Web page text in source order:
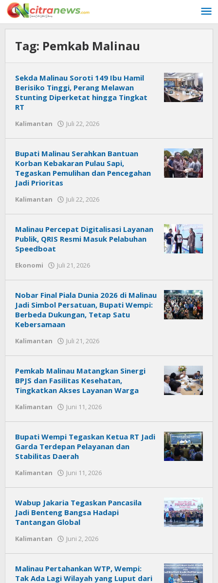
Lewati
ke
konten
Tag: Pemkab Malinau
Sekda Malinau Soroti 149 Ibu Hamil
Berisiko Tinggi, Perang Melawan
Stunting Diperketat hingga Tingkat
RT
Kalimantan Juli 22, 2026
Bupati Malinau Serahkan Bantuan
Korban Kebakaran Pulau Sapi,
Tegaskan Pemulihan dan Pencegahan
Jadi Prioritas
Kalimantan Juli 22, 2026
Malinau Percepat Digitalisasi Layanan
Publik, QRIS Resmi Masuk Pelabuhan
Speedboat
Ekonomi Juli 21, 2026
Nobar Final Piala Dunia 2026 di Malinau
Jadi Simbol Persatuan, Bupati Wempi:
Berbeda Dukungan, Tetap Satu
Kebersamaan
Kalimantan Juli 21, 2026
Pemkab Malinau Matangkan Sinergi
BPJS dan Fasilitas Kesehatan,
Tingkatkan Akses Layanan Warga
Kalimantan Juni 11, 2026
Bupati Wempi Tegaskan Ketua RT Jadi
Garda Terdepan Pelayanan dan
Stabilitas Daerah
Kalimantan Juni 11, 2026
Wabup Jakaria Tegaskan Pancasila
Jadi Benteng Bangsa Hadapi
Tantangan Global
Kalimantan Juni 2, 2026
Malinau Pertahankan WTP, Wempi:
Tak Ada Lagi Wilayah yang Luput dari